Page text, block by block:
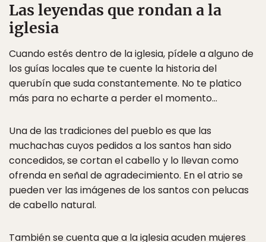
Las leyendas que rondan a la
iglesia
Cuando estés dentro de la iglesia, pídele a alguno de
los guías locales que te cuente la historia del
querubín que suda constantemente. No te platico
más para no echarte a perder el momento…
Una de las tradiciones del pueblo es que las
muchachas cuyos pedidos a los santos han sido
concedidos, se cortan el cabello y lo llevan como
ofrenda en señal de agradecimiento. En el atrio se
pueden ver las imágenes de los santos con pelucas
de cabello natural.
También se cuenta que a la iglesia acuden mujeres